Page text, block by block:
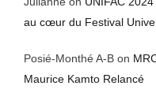
au cœur du Festival
Posié-Monthé A-B on
Maurice Kamto Relancé